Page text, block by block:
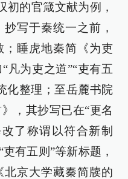
初的官箴文献为例，
写于秦统一之前，
；睡虎地秦简《为吏
凡为吏之道”“吏有五
化整理；至岳麓书院
，其抄写已在“更名
了称谓以符合新制
有五则”等新标题，
京大学藏秦简牍的